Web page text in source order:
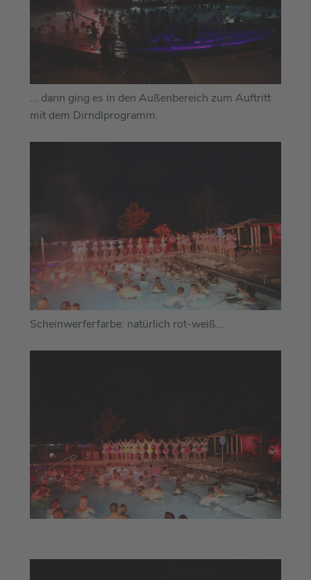
... dann ging es in den Außenbereich zum Auftritt
mit dem Dirndlprogramm.
Scheinwerferfarbe: natürlich rot-weiß...